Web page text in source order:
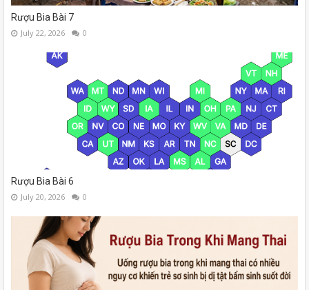
Rượu Bia Bài 7
July 22, 2026 0
Rượu Bia Bài 6
July 20, 2026 0